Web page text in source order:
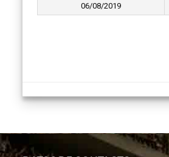
06/08/2019